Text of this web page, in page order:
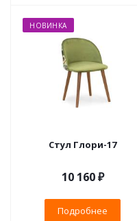
НОВИНКА
Стул Глори-17
10 160 ₽
Подробнее